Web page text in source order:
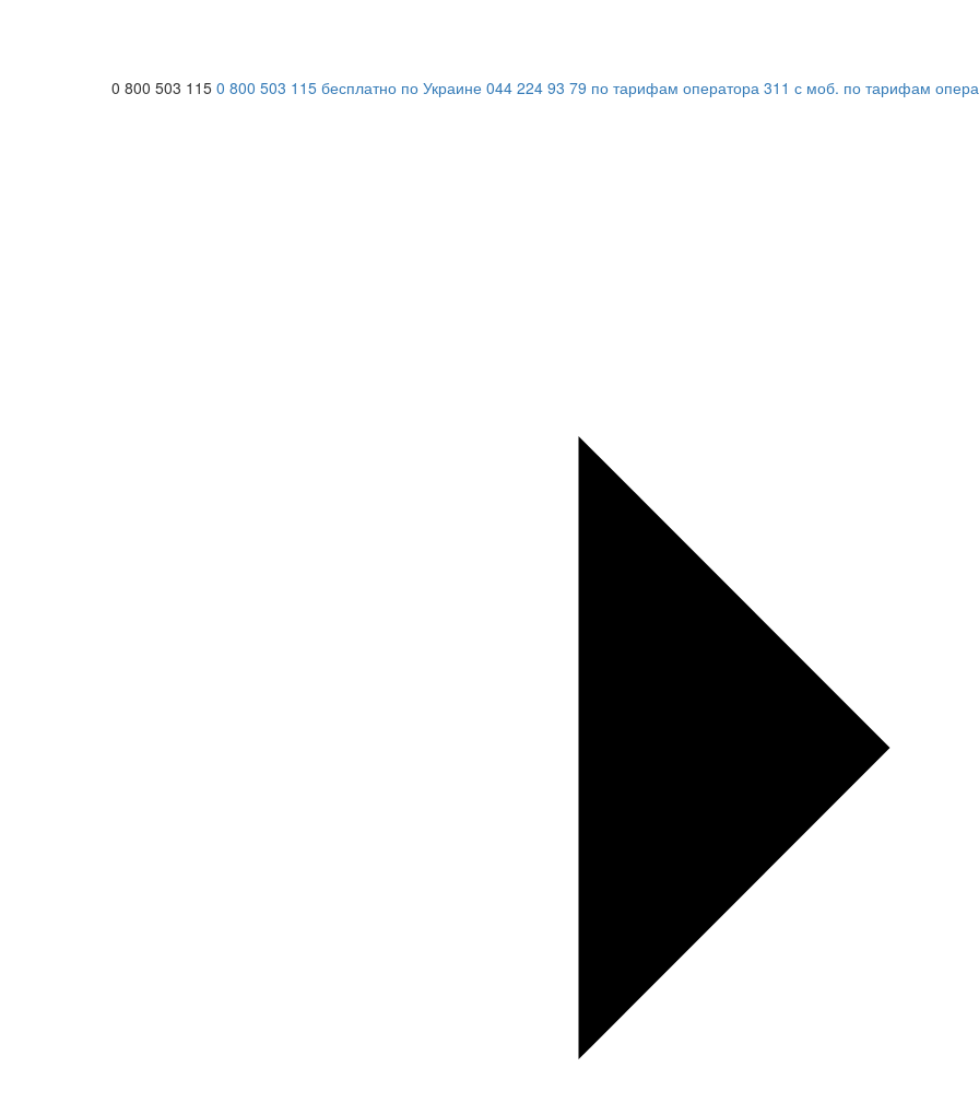
0 800 503 115 0 800 503 115 бесплатно по Украине 044 224 93 79 по тарифам оператора 311 с моб. по тарифам